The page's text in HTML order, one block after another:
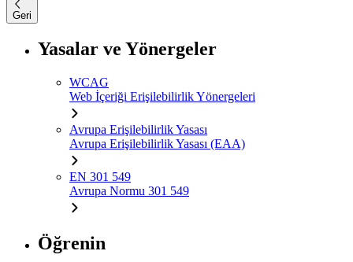
Geri
Yasalar ve Yönergeler
WCAG
Web İçeriği Erişilebilirlik Yönergeleri
Avrupa Erişilebilirlik Yasası
Avrupa Erişilebilirlik Yasası (EAA)
EN 301 549
Avrupa Normu 301 549
Öğrenin